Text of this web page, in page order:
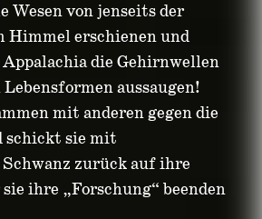
Wesen von jenseits der
Himmel erschienen und
die Gehirnwellen
Lebensformen aussaugen!
mit anderen gegen die
schickt sie mit
Schwanz zurück auf ihre
ihre „Forschung“ beenden